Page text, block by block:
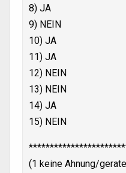
8) JA
9) NEIN
10) JA
11) JA
12) NEIN
13) NEIN
14) JA
15) NEIN
(1 keine Ahnung/